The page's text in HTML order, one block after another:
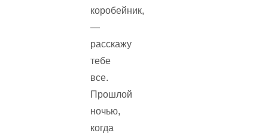
коробейник,
—
расскажу
тебе
все.
Прошлой
ночью,
когда